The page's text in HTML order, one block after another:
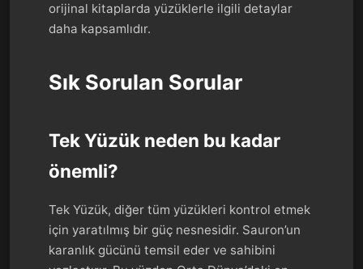
orijinal kitaplarda yüzüklerle ilgili detaylar
daha kapsamlıdır.
Sık Sorulan Sorular
Tek Yüzük neden bu kadar
önemli?
Tek Yüzük, diğer tüm yüzükleri kontrol etmek
için yaratılmış bir güç nesnesidir. Sauron’un
karanlık gücünü temsil eder ve sahibini